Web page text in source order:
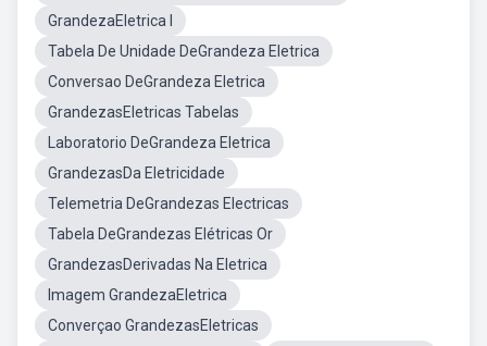
GrandezaEletrica I
Tabela De Unidade DeGrandeza Eletrica
Conversao DeGrandeza Eletrica
GrandezasEletricas Tabelas
Laboratorio DeGrandeza Eletrica
GrandezasDa Eletricidade
Telemetria DeGrandezas Electricas
Tabela DeGrandezas Elétricas Or
GrandezasDerivadas Na Eletrica
Imagem GrandezaEletrica
Converçao GrandezasEletricas